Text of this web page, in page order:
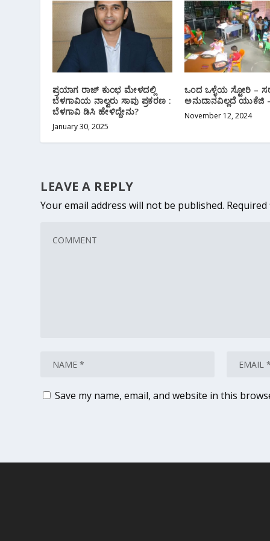
ಪ್ರಯಾಗ ರಾಜ್ ಕುಂಭ ಮೇಳದಲ್ಲಿ
ಬೆಳಗಾವಿಯ ನಾಲ್ವರು ಸಾವು ಪ್ರಕರಣ :
ಬೆಳಗಾವಿ ಡಿಸಿ ಹೇಳಿದ್ದೇನು?
January 30, 2025
ಒಂದ ಒಳ್ಳೆಯ ಸ್ಟೋರಿ –
ಅನುದಾನವಿಲ್ಲದೆ
November 12, 2024
LEAVE A REPLY
Your email address will not be published.
Save my name, email, and website in this